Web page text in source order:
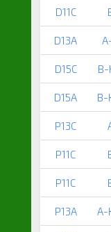
D11C
D13A
D15C
D15A B-
P13C
P11C
P11C
P13A A-